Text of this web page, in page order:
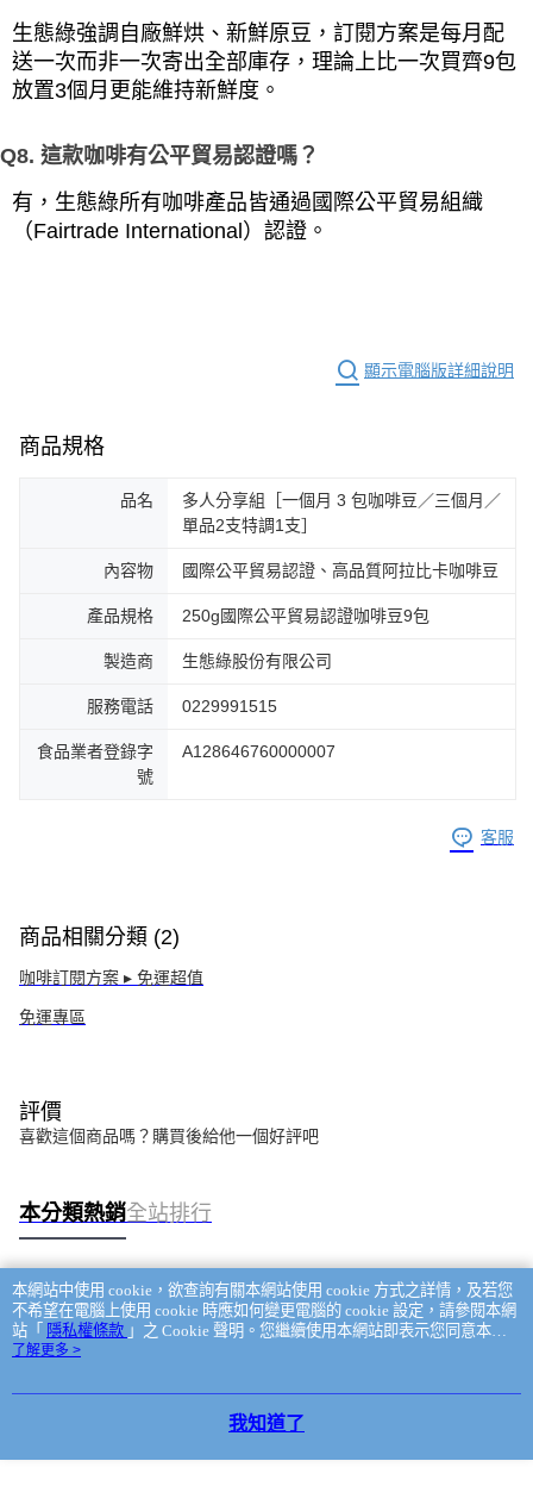
生態綠強調自廠鮮烘、新鮮原豆，訂閱方案是每月配
送一次而非一次寄出全部庫存，理論上比一次買齊9包
放置3個月更能維持新鮮度。
Q8. 這款咖啡有公平貿易認證嗎？
有，生態綠所有咖啡產品皆通過國際公平貿易組織
（Fairtrade International）認證。
顯示電腦版詳細說明
商品規格
品名
多人分享組［一個月 3 包咖啡豆／三個月／
單品2支特調1支］
內容物 國際公平貿易認證、高品質阿拉比卡咖啡豆
產品規格 250g國際公平貿易認證咖啡豆9包
製造商 生態綠股份有限公司
服務電話 0229991515
食品業者登錄字
號
A128646760000007
客服
商品相關分類 (2)
咖啡訂閱方案 ▸ 免運超值
免運專區
評價
喜歡這個商品嗎？購買後給他一個好評吧
本分類熱銷全站排行
熱門標籤
本網站中使用 cookie，欲查詢有關本網站使用 cookie 方式之詳情，及若您
不希望在電腦上使用 cookie 時應如何變更電腦的 cookie 設定，請參閱本網
站「 隱私權條款 」之 Cookie 聲明。您繼續使用本網站即表示您同意本公
司得按本網站使用條款之 Cookie 聲明使用 cookie。
了解更多 >
我知道了